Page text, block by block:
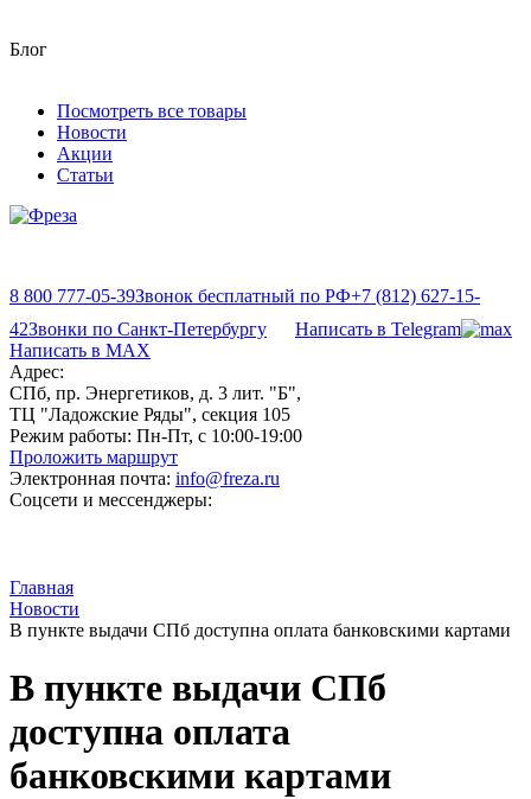
Блог
Посмотреть все товары
Новости
Акции
Статьи
8 800 777-05-39Звонок бесплатный по РФ+7 (812) 627-15-
42Звонки по Санкт-Петербургу
Написать в Telegram
Написать в MAX
Адрес:
СПб, пр. Энергетиков, д. 3 лит. "Б",
ТЦ "Ладожские Ряды", секция 105
Режим работы: Пн-Пт, с 10:00-19:00
Проложить маршрут
Электронная почта: info@freza.ru
Соцсети и мессенджеры:
Главная
Новости
В пункте выдачи СПб доступна оплата банковскими картами
В пункте выдачи СПб
доступна оплата
банковскими картами